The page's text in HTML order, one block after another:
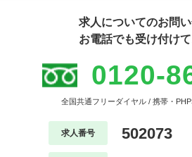
求人についてのお問
お電話でも受け付け
0120-
全国共通フリーダイヤル / 携帯・
求人番号 502073